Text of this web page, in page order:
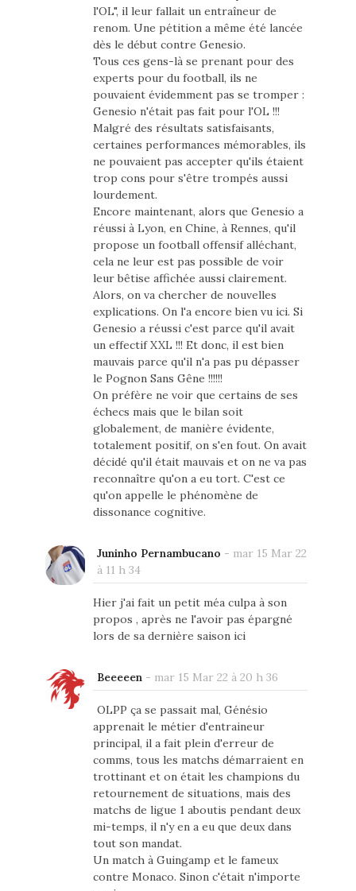
l'OL", il leur fallait un entraîneur de
renom. Une pétition a même été lancée
dès le début contre Genesio.
Tous ces gens-là se prenant pour des
experts pour du football, ils ne
pouvaient évidemment pas se tromper :
Genesio n'était pas fait pour l'OL !!!
Malgré des résultats satisfaisants,
certaines performances mémorables, ils
ne pouvaient pas accepter qu'ils étaient
trop cons pour s'être trompés aussi
lourdement.
Encore maintenant, alors que Genesio a
réussi à Lyon, en Chine, à Rennes, qu'il
propose un football offensif alléchant,
cela ne leur est pas possible de voir
leur bêtise affichée aussi clairement.
Alors, on va chercher de nouvelles
explications. On l'a encore bien vu ici. Si
Genesio a réussi c'est parce qu'il avait
un effectif XXL !!! Et donc, il est bien
mauvais parce qu'il n'a pas pu dépasser
le Pognon Sans Gêne !!!!!!
On préfère ne voir que certains de ses
échecs mais que le bilan soit
globalement, de manière évidente,
totalement positif, on s'en fout. On avait
décidé qu'il était mauvais et on ne va pas
reconnaître qu'on a eu tort. C'est ce
qu'on appelle le phénomène de
dissonance cognitive.
Juninho Pernambucano - mar 15 Mar 22
à 11 h 34
Hier j'ai fait un petit méa culpa à son
propos , après ne l'avoir pas épargné
lors de sa dernière saison ici
Beeeeen- mar 15 Mar 22 à 20 h 36
OLPP ça se passait mal, Génésio
apprenait le métier d'entraineur
principal, il a fait plein d'erreur de
comms, tous les matchs démarraient en
trottinant et on était les champions du
retournement de situations, mais des
matchs de ligue 1 aboutis pendant deux
mi-temps, il n'y en a eu que deux dans
tout son mandat.
Un match à Guingamp et le fameux
contre Monaco. Sinon c'était n'importe